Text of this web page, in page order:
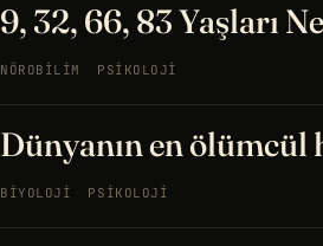
9, 32, 66, 83 Yaşları
NÖROBILIM PSIKOLOJI
Dünyanın en ölümcül
BIYOLOJI PSIKOLOJI